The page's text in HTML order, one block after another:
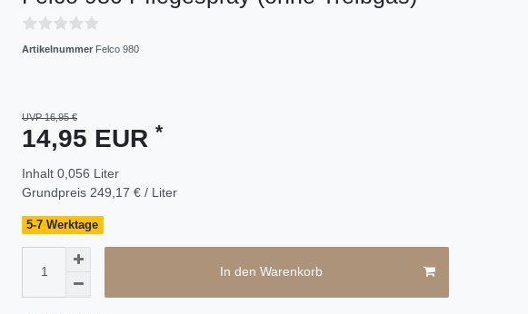
Artikelnummer Felco 980
UVP 16,95 €
14,95 EUR *
Inhalt 0,056 Liter
Grundpreis 249,17 € / Liter
5-7 Werktage
In den Warenkorb